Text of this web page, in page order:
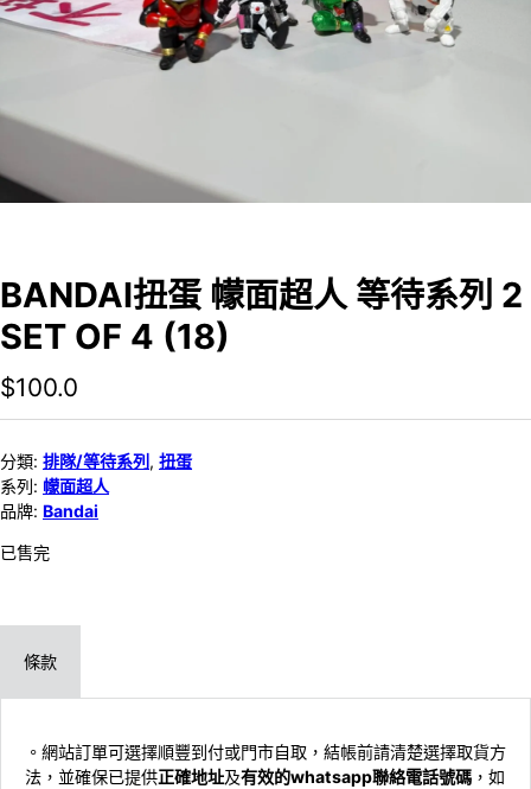
BANDAI扭蛋 幪面超人 等待系列 2
SET OF 4 (18)
$100.0
分類: 排隊/等待系列 , 扭蛋
系列: 幪面超人
品牌: Bandai
已售完
條款
。網站訂單可選擇順豐到付或門市自取，結帳前請清楚選擇取貨方
法，並確保已提供正確地址及有效的whatsapp聯絡電話號碼 ，如